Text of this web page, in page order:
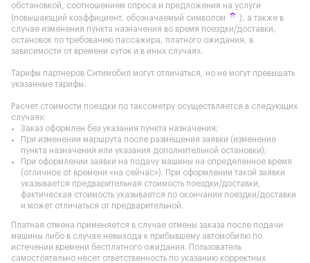
обстановкой, соотношением спроса и предложения на услуги
(повышающий коэффициент, обозначаемый символом
), а также в
случае изменения пункта назначения во время поездки/доставки,
остановок по требованию пассажира, платного ожидания, в
зависимости от времени суток и в иных случаях.
Тарифы партнеров Ситимобил могут отличаться, но не могут превышать
указанные тарифы.
Расчет стоимости поездки по таксометру осуществляется в следующих
случаях:
Заказ оформлен без указания пункта назначения;
При изменении маршрута после размещения заявки (изменение
пункта назначения или указания дополнительной остановки);
При оформлении заявки на подачу машины на определенное время
(отличное от времени «на сейчас»). При оформлении такой заявки
указывается предварительная стоимость поездки/доставки,
фактическая стоимость указывается по окончании поездки/доставки
и может отличаться от предварительной.
Платная отмена применяется в случае отмены заказа после подачи
машины либо в случае невыхода к прибывшему автомобилю по
истечении времени бесплатного ожидания. Пользователь
самостоятельно несет ответственность по указанию корректных